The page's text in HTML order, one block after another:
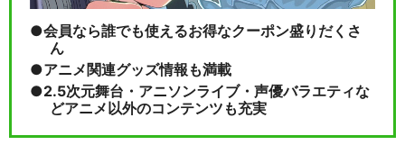
会員なら誰でも使えるお得なクーポン盛りだくさ
ん
アニメ関連グッズ情報も満載
2.5次元舞台・アニソンライブ・声優バラエティな
どアニメ以外のコンテンツも充実